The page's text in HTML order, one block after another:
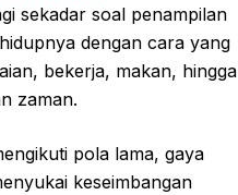
sekadar soal penampilan
dengan cara yang
bekerja, makan, hingga
zaman.
pola lama, gaya
keseimbangan